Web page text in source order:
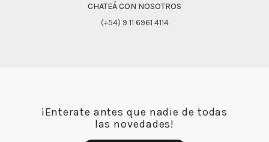
CHATEÁ CON NOSOTROS
(+54) 9 11 6961 4114
¡Enterate antes que nadie de todas
las novedades!